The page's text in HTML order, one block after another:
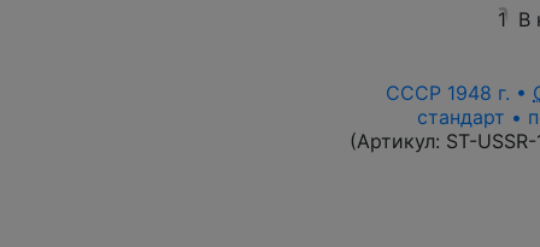
1 В
СССР 1948 г. •
стандарт •
(Артикул: ST-